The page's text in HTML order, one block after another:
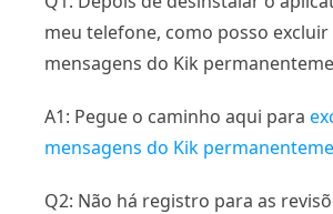
meu telefone, como posso excluir
mensagens do Kik
A1: Pegue o caminho aqui para
mensagens do Kik
Q2: Não há registro para as